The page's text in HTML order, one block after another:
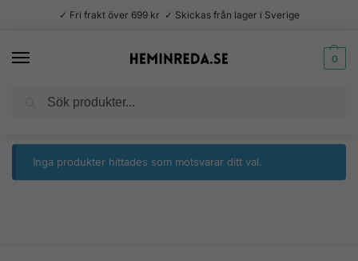
✓ Fri frakt över 699 kr ✓ Skickas från lager i Sverige
0
Produkter märkta ”tapestry”
Inga produkter hittades som motsvarar ditt val.